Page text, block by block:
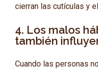
cierran las cutículas y
4. Los malos
también
Cuando las personas